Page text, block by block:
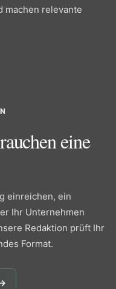
machen relevante
eine
einreichen, ein
Ihr Unternehmen
Redaktion prüft Ihr
Format.